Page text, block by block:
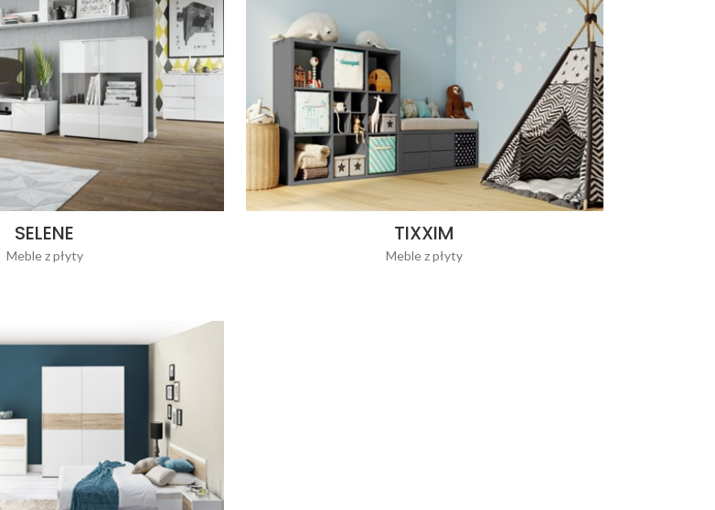
SELENE
Meble z płyty
TIXXIM
Meble z płyty